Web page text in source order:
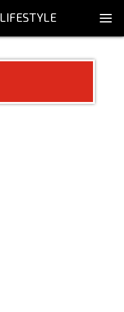
LIFESTYLE